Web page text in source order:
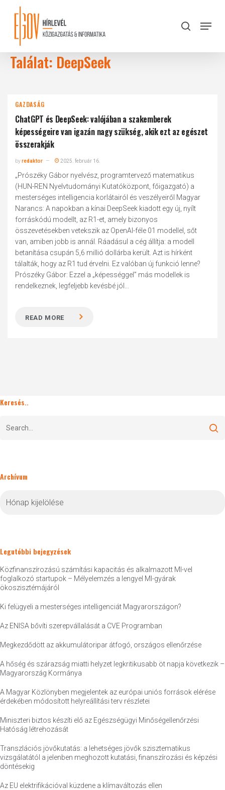
content
search
Menu
Találat: DeepSeek
GAZDASÁG
ChatGPT és DeepSeek: valójában a szakemberek
képességeire van igazán nagy szükség, akik ezt az egészet
összerakják
byredaktor 2025. február 16.
„Prószéky Gábor nyelvész, programtervező matematikus
(HUN-REN Nyelvtudományi Kutatóközpont, főigazgató) a
mesterséges intelligencia korlátairól és veszélyeiről Magyar
Narancs: A napokban a kínai DeepSeek kiadott egy új, nyílt
forráskódú modellt, az R1-et, amely bizonyos
összevetésekben vetekszik az OpenAI-féle 01 modellel, sőt
van, amiben jobb is annál. Ráadásul a cég állítja: a modell
betanítása csupán 5,6 millió dollárba került. Azt is hírként
tálalták, hogy az R1 tud érvelni. Ez valóban új funkció lenne?
Prószéky Gábor: Ezzel a „képességgel” más modellek is
rendelkeznek, legfeljebb kevésbé jól...
READ MORE
Keresés..
Archívum
Legutóbbi bejegyzések
Közfinanszírozású számítási kapacitás és alkalmazott MI-vel
foglalkozó startupok – Mélyelemzés a lengyel MI-gyárak
ökoszisztémájáról
Ki felügyeli a mesterséges intelligenciát Magyarországon?
Az ENISA bővíti szerepvállalását a CVE Programban
Megkezdődött az akkumulátoripar átfogó, országos ellenőrzése
A hőség és szárazság miatti helyzet legkritikusabb öt napja következik –
Magyarország Kormánya
A Magyar Közlönyben megjelentek az európai uniós források elérése
érdekében módosított helyreállítási terv részletei
Miniszteri biztos készíti elő az Egészségügyi Minőségellenőrzési
Hatóság létrehozását
Transzlációs jövőkutatás: a lehetséges jövők szisztematikus
vizsgálatától a jelenben meghozott kutatási, finanszírozási és képzési
döntésekig
Az EU elektrifikációval küzdene a klímaváltozás ellen
Close